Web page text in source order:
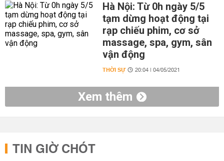
Hà Nội: Từ 0h ngày 5/5
tạm dừng hoạt động tại
rạp chiếu phim, cơ sở
massage, spa, gym, sân
vận động
THỜI SỰ 20:04 | 04/05/2021
Xem thêm
TIN GIỜ CHÓT